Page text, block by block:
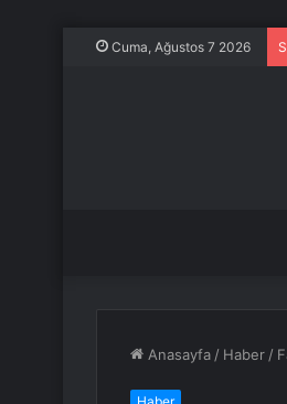
Cuma, Ağustos 7 2026
Anasayfa / Haber /